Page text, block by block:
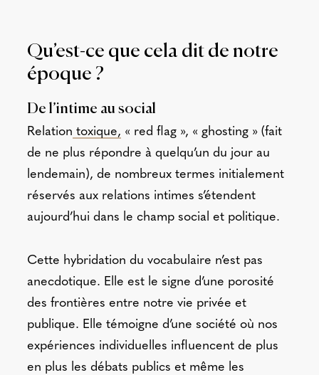
Qu’est-ce que cela dit de notre
époque ?
De l’intime au social
Relation toxique, « red flag », « ghosting » (fait
de ne plus répondre à quelqu’un du jour au
lendemain), de nombreux termes initialement
réservés aux relations intimes s’étendent
aujourd’hui dans le champ social et politique.
Cette hybridation du vocabulaire n’est pas
anecdotique. Elle est le signe d’une porosité
des frontières entre notre vie privée et
publique. Elle témoigne d’une société où nos
expériences individuelles influencent de plus
en plus les débats publics et même les